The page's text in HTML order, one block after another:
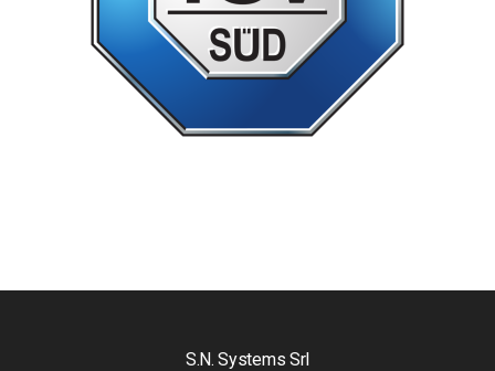
S.N. Systems Srl